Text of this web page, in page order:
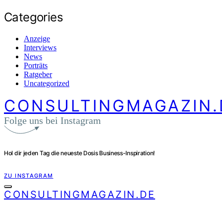
Categories
Anzeige
Interviews
News
Porträts
Ratgeber
Uncategorized
Folge uns bei Instagram
Hol dir jeden Tag die neueste Dosis Business-Inspiration!
ZU INSTAGRAM
CONSULTINGMAGAZIN.DE